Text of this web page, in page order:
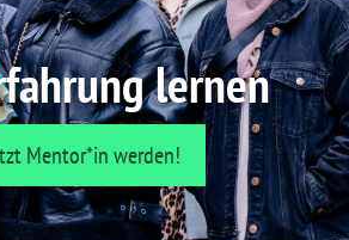
lernen
Mentor*in werden!